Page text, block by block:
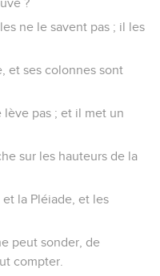
?
ne le savent pas ; il les
et ses colonnes sont
lève pas ; et il met un
sur les hauteurs de la
la Pléiade, et les
peut sonder, de
compter.